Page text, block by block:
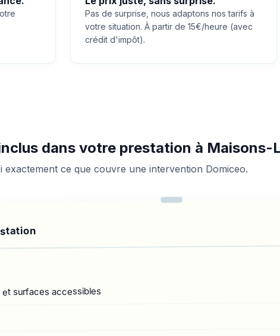
Pas de surprise, nous adaptons nos tarifs à
votre situation. À partir de 15€/heure (avec
crédit d'impôt).
dans votre prestation à
exactement ce que couvre une intervention Domiceo.
surfaces accessibles